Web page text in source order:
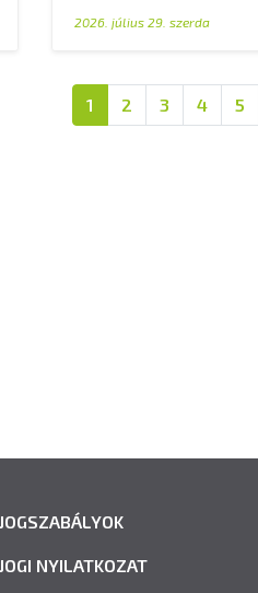
2026. július 29. szerda
1 2 3 4 5
JOGSZABÁLYOK
JOGI NYILATKOZAT